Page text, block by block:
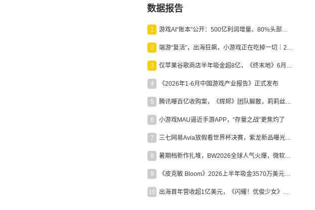
数据报告
1 游戏AI“账本”公开：500亿利润增量、80%头部入局，谁在闷声发财？
2 端游“复活”，出海狂飙，小游戏正在吃掉一切｜2026上半年产业报告
3 仅苹果谷歌商店半年吸金超8亿，《终末地》6月份收入显著回暖
4 《2026年1-6月中国游戏产业报告》正式发布
5 腾讯曝百亿收购案，《辉烬》团队解散，莉莉丝新作曝光｜陀螺周报
6 小游戏MAU逼近手游APP，“存量之战”更焦灼了
7 三七网易Avia放假看世界杯决赛，紫龙新品曝光，米哈游新作上线 | 陀螺周报
8 暑期档新作扎堆，BW2026全球人气火爆，微软XBOX大裁员|陀螺周报
9 《皮克敏 Bloom》2026上半年吸金3570万美元，中国台湾成最大市场
10 出海首年营收超1亿美元，《闪耀！优俊少女》美国市场占比达七成